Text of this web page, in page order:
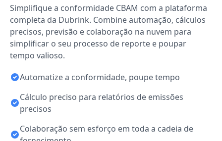
Simplifique a conformidade CBAM com a plataforma
completa da Dubrink. Combine automação, cálculos
precisos, previsão e colaboração na nuvem para
simplificar o seu processo de reporte e poupar
tempo valioso.
Automatize a conformidade, poupe tempo
Cálculo preciso para relatórios de emissões
precisos
Colaboração sem esforço em toda a cadeia de